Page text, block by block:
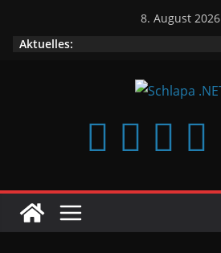
8. August 2026
Aktuelles: